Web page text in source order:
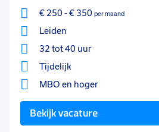
€ 250- € 350 per maand
Leiden
32 tot 40 uur
Tijdelijk
MBO en hoger
Bekijk vacature